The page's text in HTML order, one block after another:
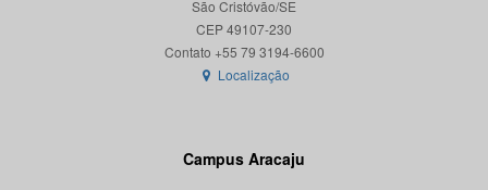
São Cristóvão/SE
CEP 49107-230
Localização
Campus Aracaju